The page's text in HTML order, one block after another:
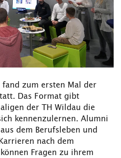
zum ersten Mal der
Das Format gibt
der TH Wildau die
kennenzulernen. Alumni
dem Berufsleben und
nach dem
Fragen zu ihrem